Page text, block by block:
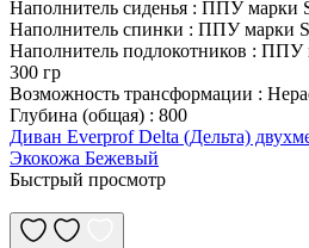
Наполнитель сиденья : ППУ марки
Наполнитель спинки : ППУ марки
Наполнитель подлокотников : ППУ
300 гр
Возможность трансформации :
Глубина (общая) : 800
Диван Everprof Delta (Дельта)
Экокожа Бежевый
Быстрый просмотр